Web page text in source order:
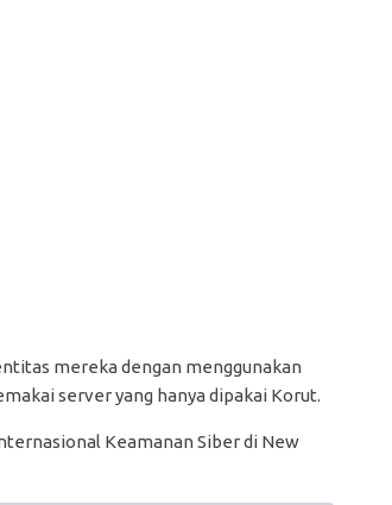
mereka dengan menggunakan
server yang hanya dipakai Korut.
Keamanan Siber di New